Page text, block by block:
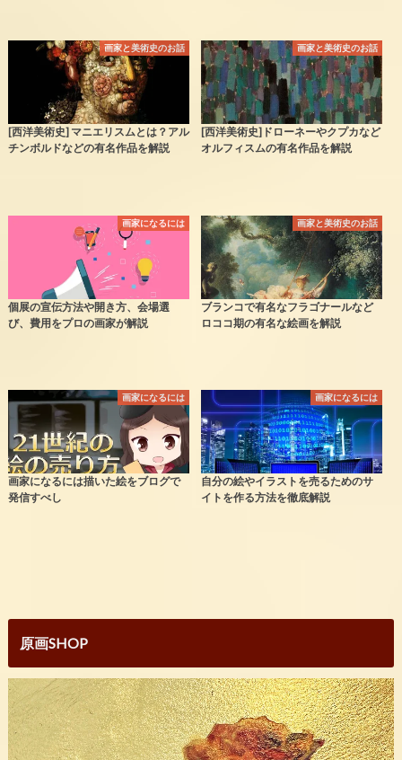
画家と美術史のお話
[西洋美術史] マニエリスムとは？アル
チンボルドなどの有名作品を解説
画家と美術史のお話
[西洋美術史]ドローネーやクプカなど
オルフィスムの有名作品を解説
画家になるには
個展の宣伝方法や開き方、会場選
び、費用をプロの画家が解説
画家と美術史のお話
ブランコで有名なフラゴナールなど
ロココ期の有名な絵画を解説
画家になるには
画家になるには描いた絵をブログで
発信すべし
画家になるには
自分の絵やイラストを売るためのサ
イトを作る方法を徹底解説
原画SHOP